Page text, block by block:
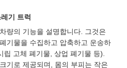
기 트럭
량의 기능을 설명합니다. 그것은
기물을 수집하고 압축하고 운송하
립 고체 폐기물, 상업 폐기물 등).
기로 제공되며, 몸의 부피는 작은